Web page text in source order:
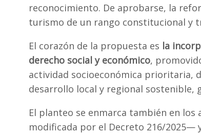
reconocimiento. De aprobarse, la
turismo de un rango constitucional y
El corazón de la propuesta es la
derecho social y económico,
actividad socioeconómica prioritaria,
desarrollo local y regional
El planteo se enmarca también en los
modificada por el Decreto 216/2025—